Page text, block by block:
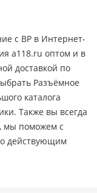
с ВР в Интернет-
a118.ru оптом и в
доставкой по
Разъёмное
каталога
Также вы всегда
мы поможем с
действующим